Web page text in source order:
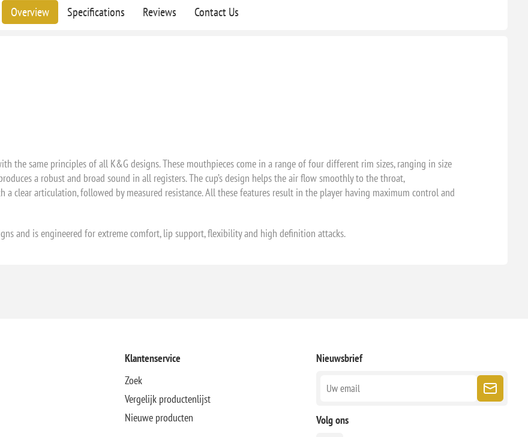
Overview Specifications Reviews Contact Us
the same principles of all K&G designs. These mouthpieces come in a range of four different rim sizes, ranging in size
a robust and broad sound in all registers. The cup’s design helps the air flow smoothly to the throat,
clear articulation, followed by measured resistance. All these features result in the player having maximum control and
and is engineered for extreme comfort, lip support, flexibility and high definition attacks.
Klantenservice
Zoek
Vergelijk productenlijst
Nieuwe producten
Nieuwsbrief
Volg ons